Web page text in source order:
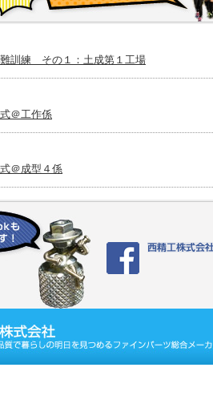
難訓練 その１：土成第１工場
＠工作係
＠成型４係